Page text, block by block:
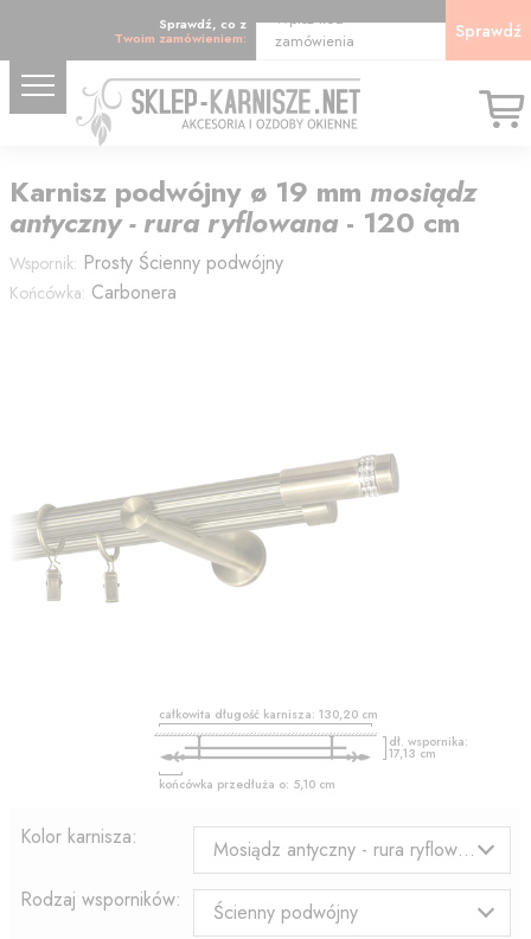
Sprawdź, co z
Twoim zamówieniem:
Wpisz kod
zamówienia
Sprawdź
Karnisz podwójny ø 19 mm mosiądz
antyczny - rura ryflowana - 120 cm
Wspornik: Prosty Ścienny podwójny
Końcówka: Carbonera
całkowita długość karnisza: 130,20 cm
dł. wspornika:
17,13 cm
końcówka przedłuża o: 5,10 cm
Kolor karnisza:
Mosiądz antyczny - rura ryflowana
Rodzaj wsporników:
Ścienny podwójny